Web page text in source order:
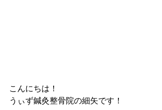
こんにちは！
うぃず鍼灸整骨院の細矢です！